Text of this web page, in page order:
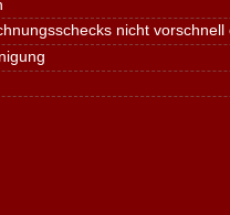
nicht vorschnell